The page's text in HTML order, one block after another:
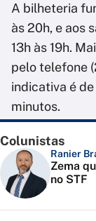
A bilheteria
às 20h, e aos
13h às 19h.
pelo telefone
indicativa é
minutos.
Colunistas
Ranier
Zema
no STF